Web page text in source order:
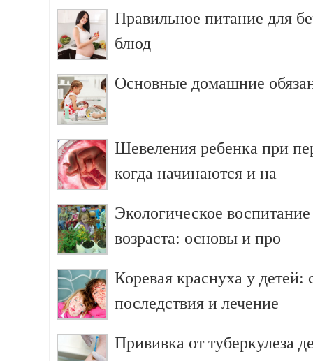
Правильное питание для
блюд
Основные домашние
Шевеления ребенка при
когда начинаются и на
Экологическое
возраста: основы и про
Коревая краснуха у
последствия и лечение
Прививка от туберкулеза